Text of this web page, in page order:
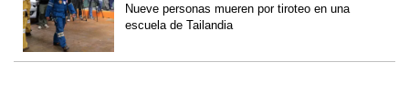
Nueve personas mueren por tiroteo en una
escuela de Tailandia